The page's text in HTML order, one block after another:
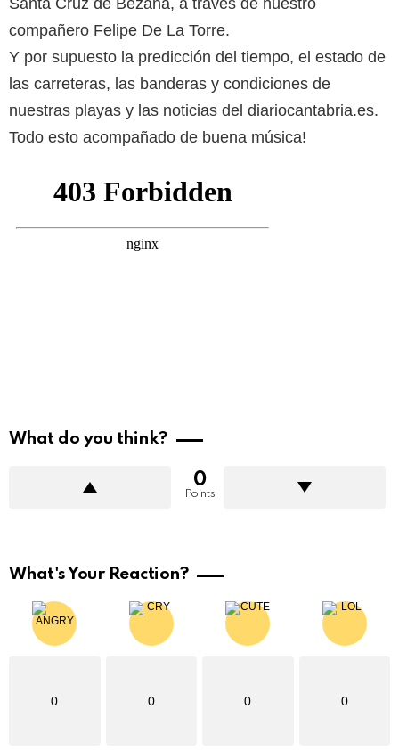
Santa Cruz de Bezana, a través de nuestro
compañero Felipe De La Torre.
Y por supuesto la predicción del tiempo, el estado de
las carreteras, las banderas y condiciones de
nuestras playas y las noticias del diariocantabria.es.
Todo esto acompañado de buena música!
What do you think?
0
Points
What's Your Reaction?
0 0 0 0